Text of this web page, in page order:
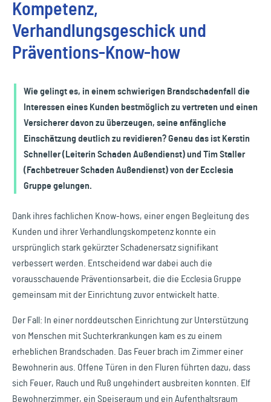
Kompetenz,
Verhandlungsgeschick und
Präventions-Know-how
Wie gelingt es, in einem schwierigen Brandschadenfall die
Interessen eines Kunden bestmöglich zu vertreten und einen
Versicherer davon zu überzeugen, seine anfängliche
Einschätzung deutlich zu revidieren? Genau das ist Kerstin
Schneller (Leiterin Schaden Außendienst) und Tim Staller
(Fachbetreuer Schaden Außendienst) von der Ecclesia
Gruppe gelungen.
Dank ihres fachlichen Know-hows, einer engen Begleitung des
Kunden und ihrer Verhandlungskompetenz konnte ein
ursprünglich stark gekürzter Schadenersatz signifikant
verbessert werden. Entscheidend war dabei auch die
vorausschauende Präventionsarbeit, die die Ecclesia Gruppe
gemeinsam mit der Einrichtung zuvor entwickelt hatte.
Der Fall: In einer norddeutschen Einrichtung zur Unterstützung
von Menschen mit Suchterkrankungen kam es zu einem
erheblichen Brandschaden. Das Feuer brach im Zimmer einer
Bewohnerin aus. Offene Türen in den Fluren führten dazu, dass
sich Feuer, Rauch und Ruß ungehindert ausbreiten konnten. Elf
Bewohnerzimmer, ein Speiseraum und ein Aufenthaltsraum